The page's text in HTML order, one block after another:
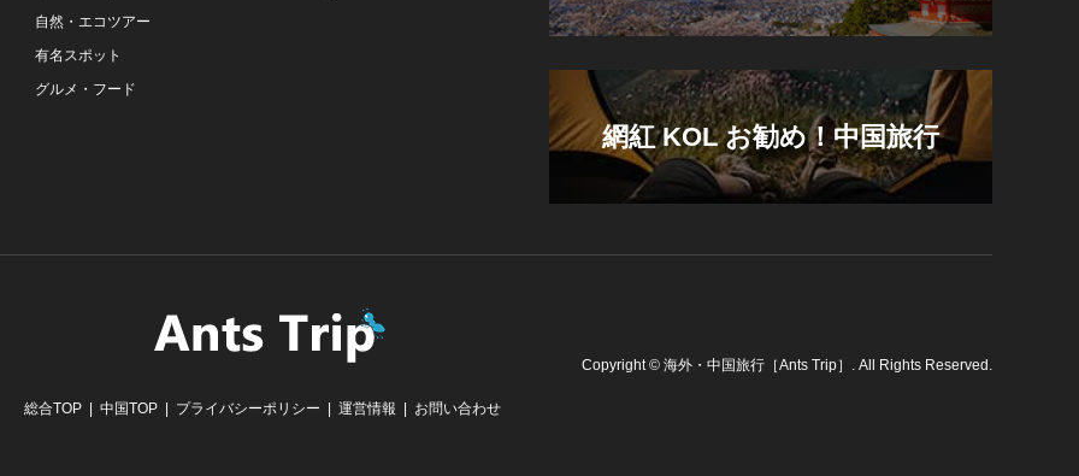
自然・エコツアー
有名スポット
グルメ・フード
網紅 KOL お勧め！中国旅行
総合TOP 中国TOP プライバシーポリシー 運営情報 お問い合わせ
Copyright © 海外・中国旅行［Ants Trip］ . All Rights Reserved.